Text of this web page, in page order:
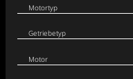
Motortyp
Getriebetyp
Motor